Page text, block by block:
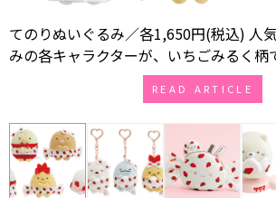
てのりぬいぐるみ／各1,650円(税込) 人
みの各キャラクターが、いちごみるく
READ ARTICLE